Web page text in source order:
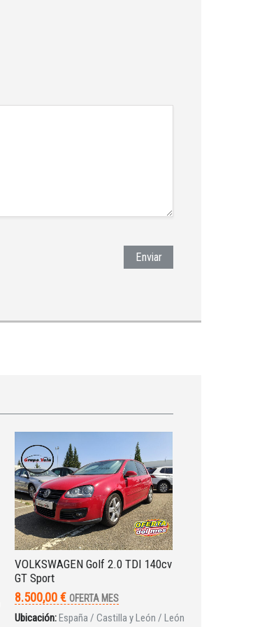
Enviar
VOLKSWAGEN Golf 2.0 TDI 140cv
GT Sport
8.500,00 € OFERTA MES
Ubicación:España / Castilla y León / León